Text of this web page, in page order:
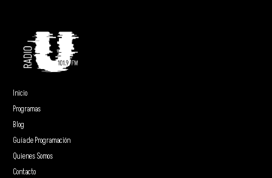
Inicio
Programas
Blog
Guía de Programación
Quienes Somos
Contacto